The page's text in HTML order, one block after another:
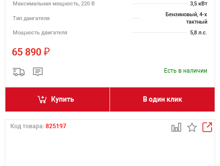
Максимальная мощность, 220 В
3,5 кВт
Тип двигателя
Бензиновый, 4-х
тактный
Мощность двигателя
5,8 л.с.
65 890 ₽
Есть в наличии
Купить В один клик
Код товара: 825197